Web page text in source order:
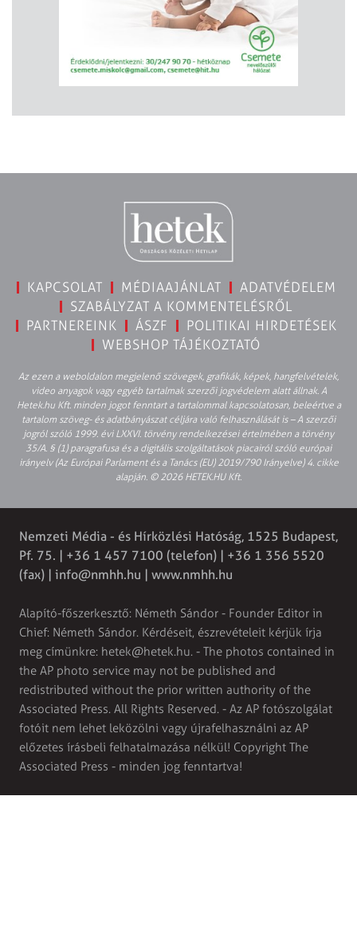
KAPCSOLAT MÉDIAAJÁNLAT
ADATVÉDELEM
SZABÁLYZAT A KOMMENTELÉSRŐL
PARTNEREINK
ÁSZF
POLITIKAI HIRDETÉSEK
WEBSHOP TÁJÉKOZTATÓ
Az ezen a weboldalon megjelenő szövegek, grafikák, képek, hangfelvételek,
video anyagok vagy egyéb tartalmak szerzői jogvédelem alatt állnak. A
Hetek.hu Kft. minden jogot fenntart a tartalommal kapcsolatosan, beleértve a
tartalom szöveg- és adatbányászat céljára való felhasználását is – A szerzői
jogról szóló 1999. évi LXXVI. törvény rendelkezései értelmében a törvény
35/A. § (1) paragrafusa és a digitális szolgáltatások piacairól szóló európai
irányelv (Az Európai Parlament és a Tanács (EU) 2019/790 Irányelve) 4. cikke
alapján. © 2026 HETEK.HU Kft.
Nemzeti Média - és Hírközlési Hatóság, 1525 Budapest,
Pf. 75. | +36 1 457 7100 (telefon) | +36 1 356 5520
(fax) | info@nmhh.hu | www.nmhh.hu
Alapító-főszerkesztő: Németh Sándor - Founder Editor in
Chief: Németh Sándor. Kérdéseit, észrevételeit kérjük írja
meg címünkre: hetek@hetek.hu. - The photos contained in
the AP photo service may not be published and
redistributed without the prior written authority of the
Associated Press. All Rights Reserved. - Az AP fotószolgálat
fotóit nem lehet leközölni vagy újrafelhasználni az AP
előzetes írásbeli felhatalmazása nélkül! Copyright The
Associated Press - minden jog fenntartva!